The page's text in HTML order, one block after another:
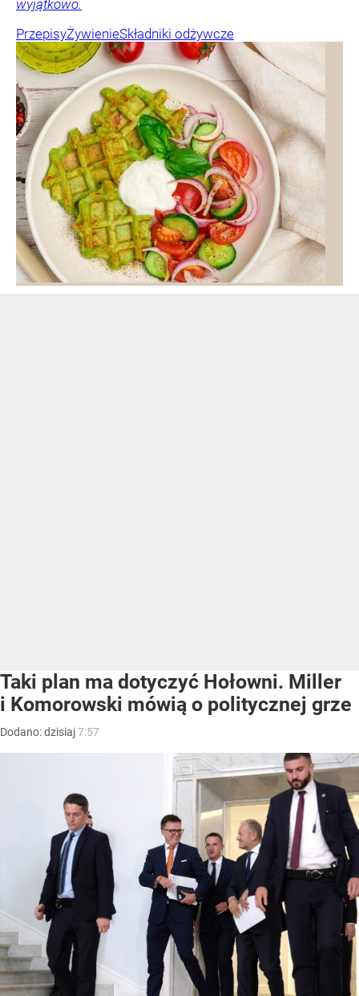
wyjątkowo.
PrzepisyŻywienieSkładniki odżywcze
Taki plan ma dotyczyć Hołowni. Miller
i Komorowski mówią o politycznej grze
Dodano:dzisiaj7:57